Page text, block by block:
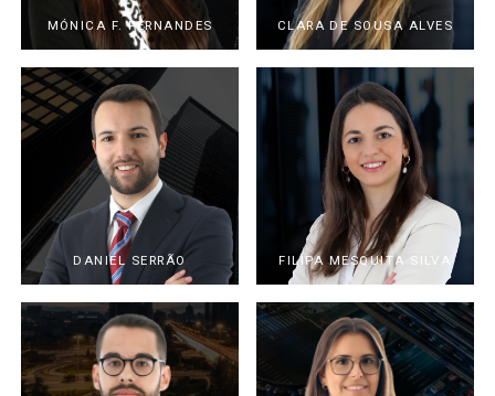
MÓNICA F. FERNANDES CLARA DE SOUSA ALVES
DANIEL SERRÃO FILIPA MESQUITA SILVA